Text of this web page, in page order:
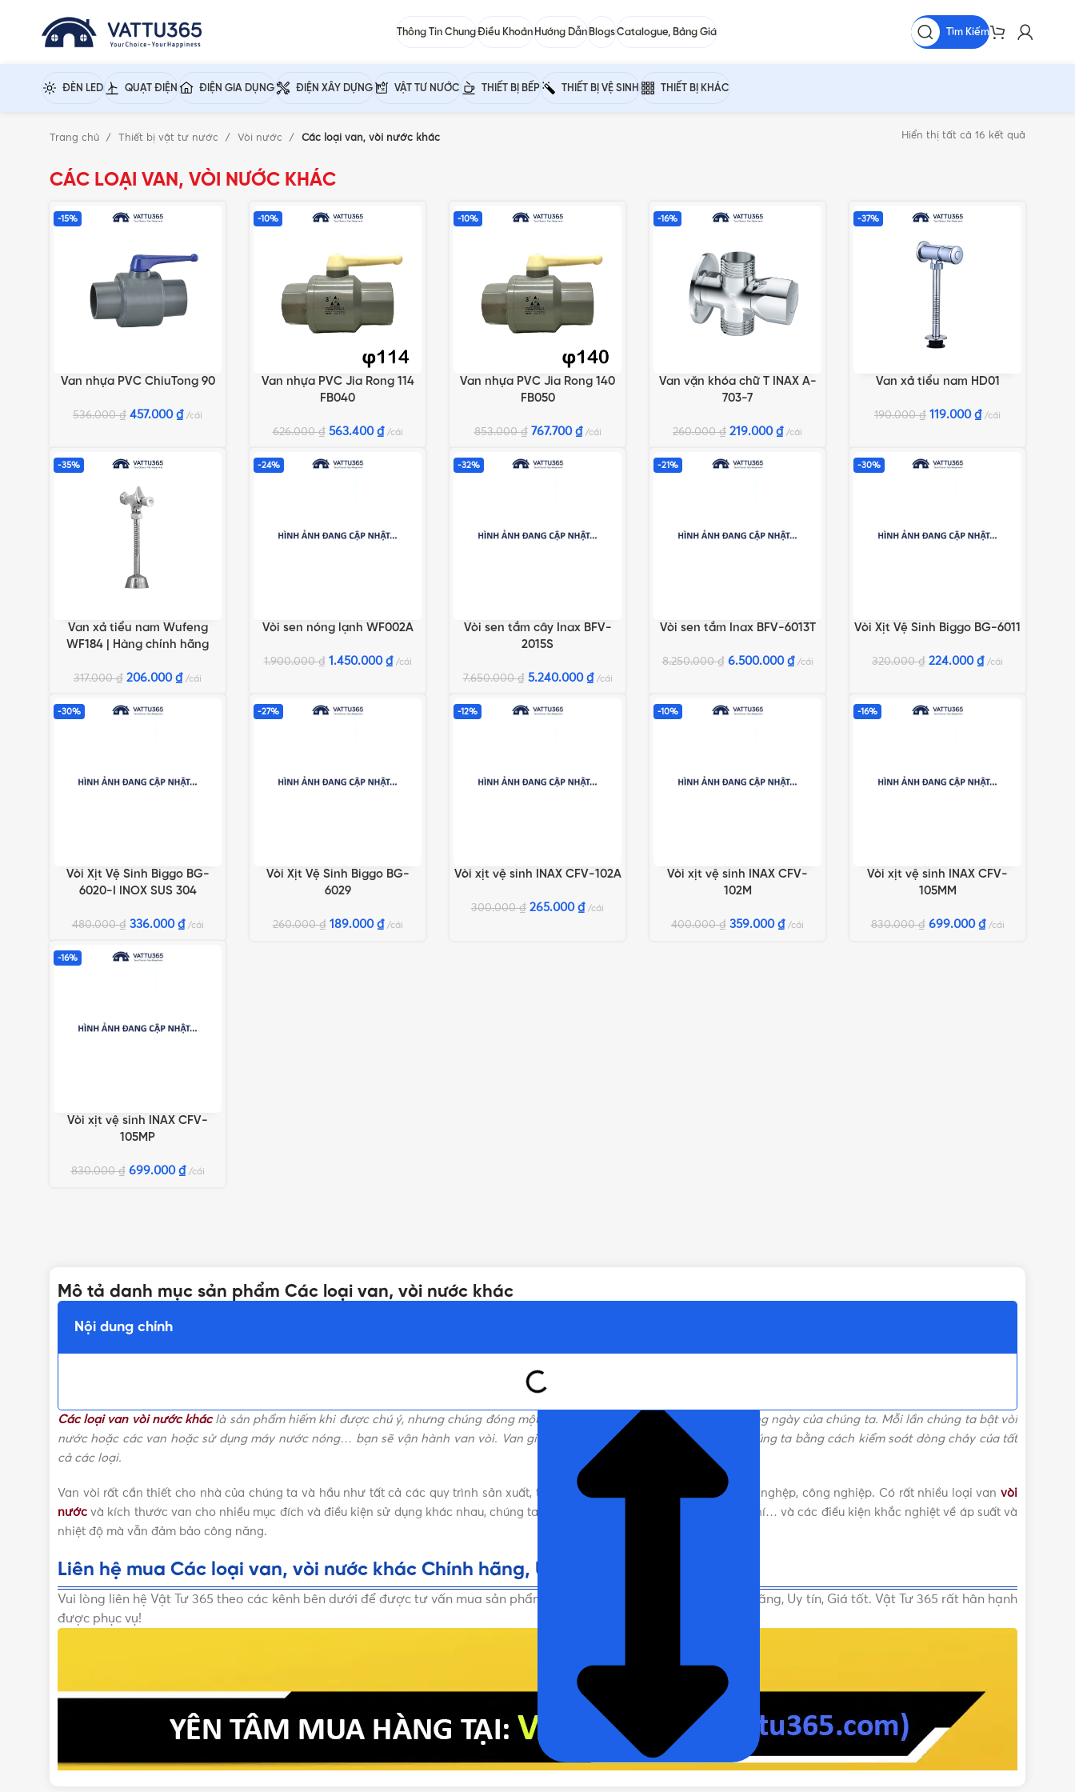
Thông Tin ChungĐiều Khoản Hướng Dẫn BlogsCatalogue, Bảng Giá Tìm Kiếm
ĐÈN LED QUẠT ĐIỆN ĐIỆN GIA DỤNG ĐIỆN XÂY DỰNG VẬT TƯ NƯỚC THIẾT BỊ BẾP THIẾT BỊ VỆ SINH THIẾT BỊ KHÁC
Trang chủ Thiết bị vật tư nước Vòi nước Các loại van, vòi nước khác Hiển thị tất cả 16 kết quả
CÁC LOẠI VAN, VÒI NƯỚC KHÁC
-15%
THÊM VÀO GIỎ HÀNG
Van nhựa PVC ChiuTong 90
536.000₫ 457.000 ₫ cái
-10%
THÊM VÀO GIỎ HÀNG
Van nhựa PVC Jia Rong 114
FB040
626.000₫ 563.400 ₫ cái
-10%
THÊM VÀO GIỎ HÀNG
Van nhựa PVC Jia Rong 140
FB050
853.000₫ 767.700 ₫ cái
-16%
THÊM VÀO GIỎ HÀNG
Van vặn khóa chữ T INAX A-
703-7
260.000₫ 219.000 ₫ cái
-37%
THÊM VÀO GIỎ HÀNG
Van xả tiểu nam HD01
190.000₫ 119.000 ₫ cái
-35%
THÊM VÀO GIỎ HÀNG
Van xả tiểu nam Wufeng
WF184 | Hàng chính hãng
317.000₫ 206.000 ₫ cái
-24%
THÊM VÀO GIỎ HÀNG
Vòi sen nóng lạnh WF002A
1.900.000₫ 1.450.000 ₫ cái
-32%
THÊM VÀO GIỎ HÀNG
Vòi sen tắm cây Inax BFV-
2015S
7.650.000₫ 5.240.000 ₫ cái
-21%
THÊM VÀO GIỎ HÀNG
Vòi sen tắm Inax BFV-6013T
8.250.000₫ 6.500.000 ₫ cái
-30%
THÊM VÀO GIỎ HÀNG
Vòi Xịt Vệ Sinh Biggo BG-6011
320.000₫ 224.000 ₫ cái
-30%
THÊM VÀO GIỎ HÀNG
Vòi Xịt Vệ Sinh Biggo BG-
6020-I INOX SUS 304
480.000₫ 336.000 ₫ cái
-27%
THÊM VÀO GIỎ HÀNG
Vòi Xịt Vệ Sinh Biggo BG-
6029
260.000₫ 189.000 ₫ cái
-12%
THÊM VÀO GIỎ HÀNG
Vòi xịt vệ sinh INAX CFV-102A
300.000₫ 265.000 ₫ cái
-10%
THÊM VÀO GIỎ HÀNG
Vòi xịt vệ sinh INAX CFV-
102M
400.000₫ 359.000 ₫ cái
-16%
THÊM VÀO GIỎ HÀNG
Vòi xịt vệ sinh INAX CFV-
105MM
830.000₫ 699.000 ₫ cái
-16%
THÊM VÀO GIỎ HÀNG
Vòi xịt vệ sinh INAX CFV-
105MP
830.000₫ 699.000 ₫ cái
Mô tả danh mục sản phẩm Các loại van, vòi nước khác
Nội dung chính
Các loại van vòi nước kháclà sản phẩm hiếm khi được chú ý, nhưng chúng đóng một vai trò quan trọng trong cuộc sống hàng ngày của chúng ta. Mỗi lần chúng ta bật vòi
nước hoặc các van hoặc sử dụng máy nước nóng… bạn sẽ vận hành van vòi. Van giúp duy trì chất lượng cuộc sống của chúng ta bằng cách kiểm soát dòng chảy của tất
cả các loại.
Van vòi rất cần thiết cho nhà của chúng ta và hầu như tất cả các quy trình sản xuất, từ nhà dân, nhà máy và hệ thống nông nghệp, công nghiệp. Có rất nhiều loại van vòi
nước và kích thước van cho nhiều mục đích và điều kiện sử dụng khác nhau, chúng ta có thể sử dụng chúng cho chất lỏng, khí… và các điều kiện khắc nghiệt về áp suất và
nhiệt độ mà vẫn đảm bảo công năng.
Liên hệ mua Các loại van, vòi nước khác Chính hãng, Uy tín, Giá tốt
Vui lòng liên hệ Vật Tư 365 theo các kênh bên dưới để được tư vấn mua sản phẩm Các loại van, vòi nước khác Chính hãng, Uy tín, Giá tốt. Vật Tư 365 rất hân hạnh
được phục vụ!